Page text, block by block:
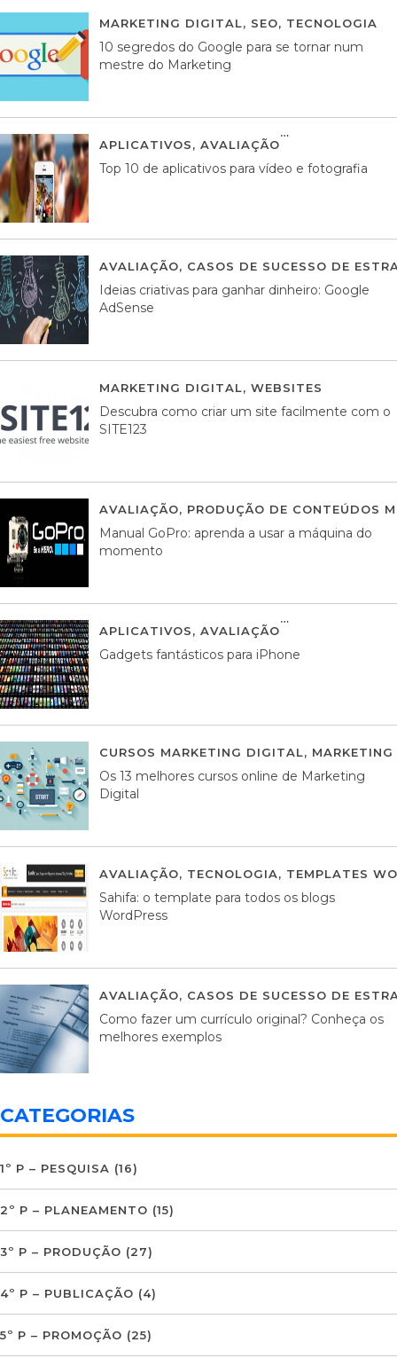
MARKETING DIGITAL, SEO, TECNOLOGIA
10 segredos do Google para se tornar num
mestre do Marketing
APLICATIVOS, AVALIAÇÃO
Top 10 de aplicativos para vídeo e fotografia
AVALIAÇÃO, CASOS DE SUCESSO DE
Ideias criativas para ganhar dinheiro: Google
AdSense
MARKETING DIGITAL, WEBSITES
Descubra como criar um site facilmente com o
SITE123
AVALIAÇÃO, PRODUÇÃO DE CONTEÚDOS
Manual GoPro: aprenda a usar a máquina do
momento
APLICATIVOS, AVALIAÇÃO
Gadgets fantásticos para iPhone
CURSOS MARKETING DIGITAL,
Os 13 melhores cursos online de Marketing
Digital
AVALIAÇÃO, TECNOLOGIA, TEMPLATES
Sahifa: o template para todos os blogs
WordPress
AVALIAÇÃO, CASOS DE SUCESSO DE
Como fazer um currículo original? Conheça os
melhores exemplos
CATEGORIAS
1º P – PESQUISA (16)
2º P – PLANEAMENTO (15)
3º P – PRODUÇÃO (27)
4º P – PUBLICAÇÃO (4)
5º P – PROMOÇÃO (25)